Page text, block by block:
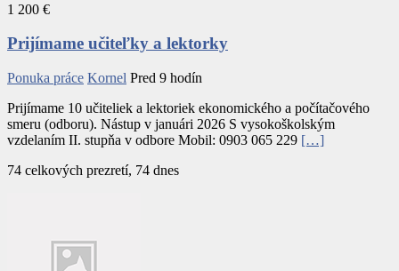
1 200 €
Prijímame učiteľky a lektorky
Ponuka práce Kornel Pred 9 hodín
Prijímame 10 učiteliek a lektoriek ekonomického a počítačového
smeru (odboru). Nástup v januári 2026 S vysokoškolským
vzdelaním II. stupňa v odbore Mobil: 0903 065 229 […]
74 celkových prezretí, 74 dnes